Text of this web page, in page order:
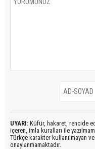
UYARI: Küfür, hakaret, rencide
içeren, imla kuralları ile
Türkçe karakter kullanılmayan
onaylanmamaktadır.